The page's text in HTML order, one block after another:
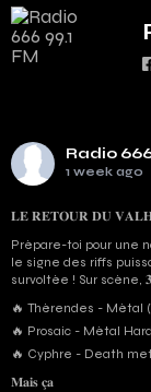
Radio
1 week ago
𝐋𝐄 𝐑𝐄𝐓𝐎𝐔𝐑 𝐃𝐔
Prépare-toi pour une
le signe des riffs
survoltée ! Sur scène,
🔥 Thérendes - Métal
🔥 Prosaic - Métal
🔥 Cyphre - Death
𝐌𝐚𝐢𝐬 𝐜̧𝐚